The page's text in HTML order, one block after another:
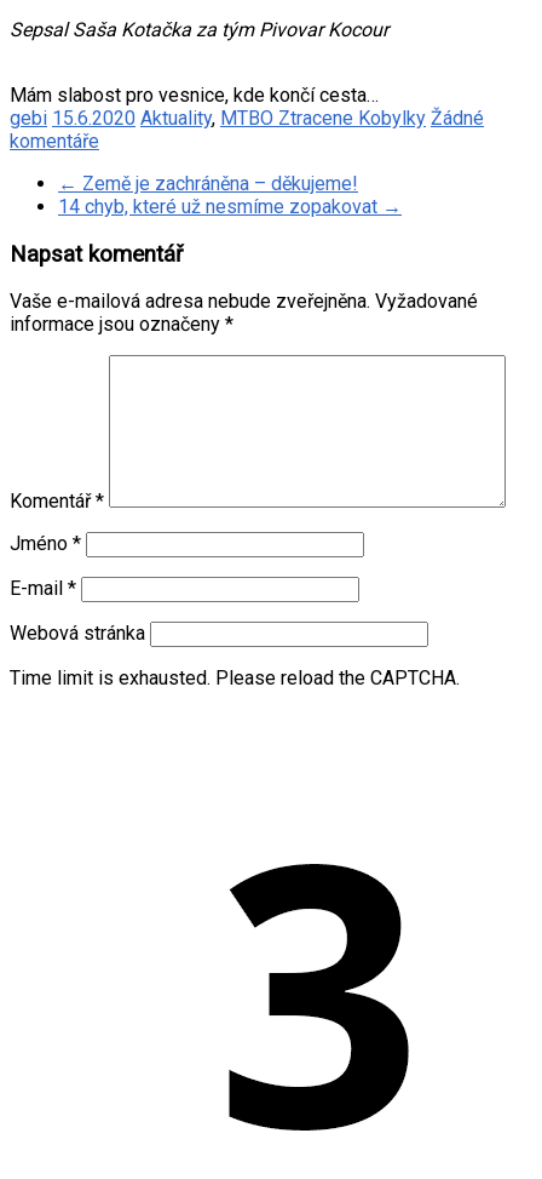
Sepsal Saša Kotačka za tým Pivovar Kocour
Mám slabost pro vesnice, kde končí cesta…
gebi 15.6.2020 Aktuality, MTBO Ztracene Kobylky Žádné
komentáře
← Země je zachráněna – děkujeme!
14 chyb, které už nesmíme zopakovat →
Napsat komentář
Vaše e-mailová adresa nebude zveřejněna. Vyžadované
informace jsou označeny *
Komentář*
Jméno *
E-mail *
Webová stránka
Time limit is exhausted. Please reload the CAPTCHA.